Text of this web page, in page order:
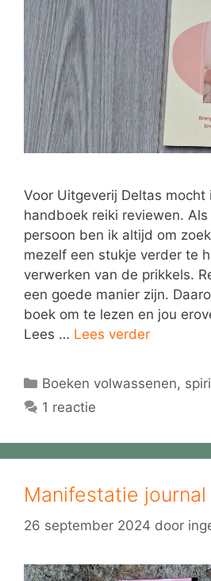
Voor Uitgeverij Deltas mocht
handboek reiki reviewen.
persoon ben ik altijd om
mezelf een stukje verder te
verwerken van de prikkels.
een goede manier zijn.
boek om te lezen en jou
Lees … Lees verder
Categorieën
Boeken volwassenen,
1 reactie
Manifestatie journal
26 september 2024 door